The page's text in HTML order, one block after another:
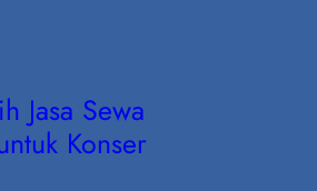
Jasa Sewa
Konser